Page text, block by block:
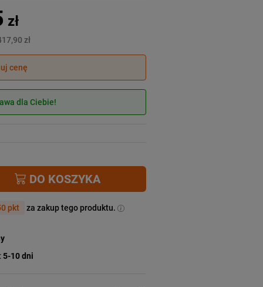
zł
zł
cenę
dla Ciebie!
DO KOSZYKA
pkt za zakup tego produktu.
5-10 dni